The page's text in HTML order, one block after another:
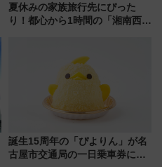
夏休みの家族旅行先にぴった
り！都心から1時間の「湘南西エ
誕生15周年の「ぴよりん」が名
古屋市交通局の一日乗車券に！